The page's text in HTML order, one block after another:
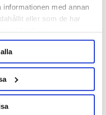
med annan
eller som de har
tjänster.
Begagnat Corneliusfat 18 L
Kulkoppling
869 kr